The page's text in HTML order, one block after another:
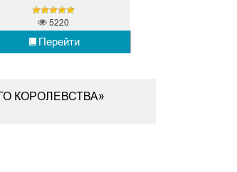
Перейти
5220
КОРОЛЕВСТВА»